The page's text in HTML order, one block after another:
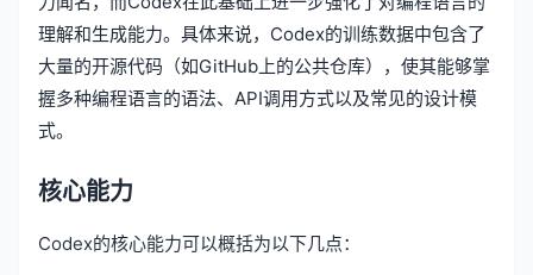
理解和生成能力。具体来说，Codex的训练数据中包含了
大量的开源代码（如GitHub上的公共仓库），使其能够掌
握多种编程语言的语法、API调用方式以及常见的设计模
式。
核心能力
Codex的核心能力可以概括为以下几点：